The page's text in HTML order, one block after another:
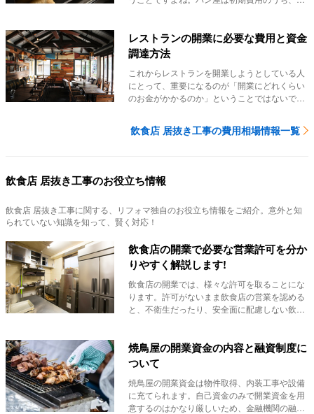
レストランの開業に必要な費用と資金
調達方法
これからレストランを開業しようとしている人
にとって、重要になるのが「開業にどれくらい
のお金がかかるのか」ということではないでし
飲食店 居抜き工事の費用相場情報一覧
飲食店 居抜き工事のお役立ち情報
飲食店 居抜き工事に関する、リフォマ独自のお役立ち情報をご紹介。意外と知
られていない知識を知って、賢く対応！
飲食店の開業で必要な営業許可を分か
りやすく解説します!
飲食店の開業では、様々な許可を取ることにな
ります。許可がないまま飲食店の営業を認める
と、不衛生だったり、安全面に配慮しない飲食
焼鳥屋の開業資金の内容と融資制度に
ついて
焼鳥屋の開業資金は物件取得、内装工事や設備
に充てられます。自己資金のみで開業資金を用
意するのはかなり厳しいため、金融機関の融資